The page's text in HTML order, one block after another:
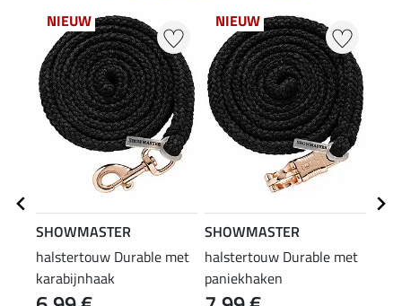
NIEUW
SHOWMASTER
halstertouw Durable met
karabijnhaak
NIEUW
SHOWMASTER
halstertouw Durable met
paniekhaken